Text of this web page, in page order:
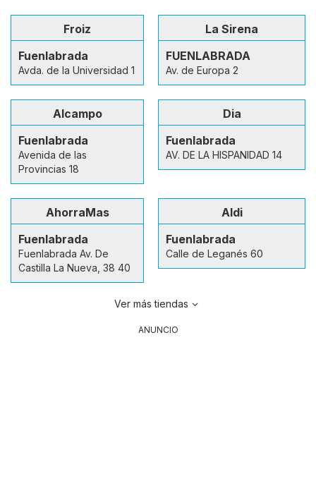
Froiz
Fuenlabrada
Avda. de la Universidad 1
La Sirena
FUENLABRADA
Av. de Europa 2
Alcampo
Fuenlabrada
Avenida de las
Provincias 18
Dia
Fuenlabrada
AV. DE LA HISPANIDAD 14
AhorraMas
Fuenlabrada
Fuenlabrada Av. De
Castilla La Nueva, 38 40
Aldi
Fuenlabrada
Calle de Leganés 60
Ver más tiendas
ANUNCIO